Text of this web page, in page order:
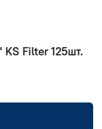
KS Filter 125шт.